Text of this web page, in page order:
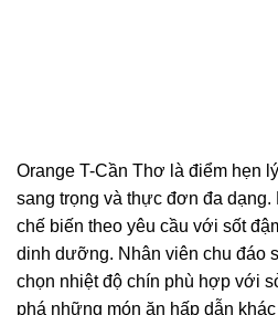
Orange T-Cần Thơ là điểm hẹn
sang trọng và thực đơn đa dạng.
chế biến theo yêu cầu với sốt
dinh dưỡng. Nhân viên chu đáo
chọn nhiệt độ chín phù hợp với
phá những món ăn hấp dẫn